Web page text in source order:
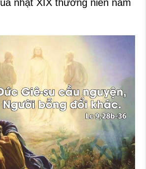
nhật XIX thường niên năm